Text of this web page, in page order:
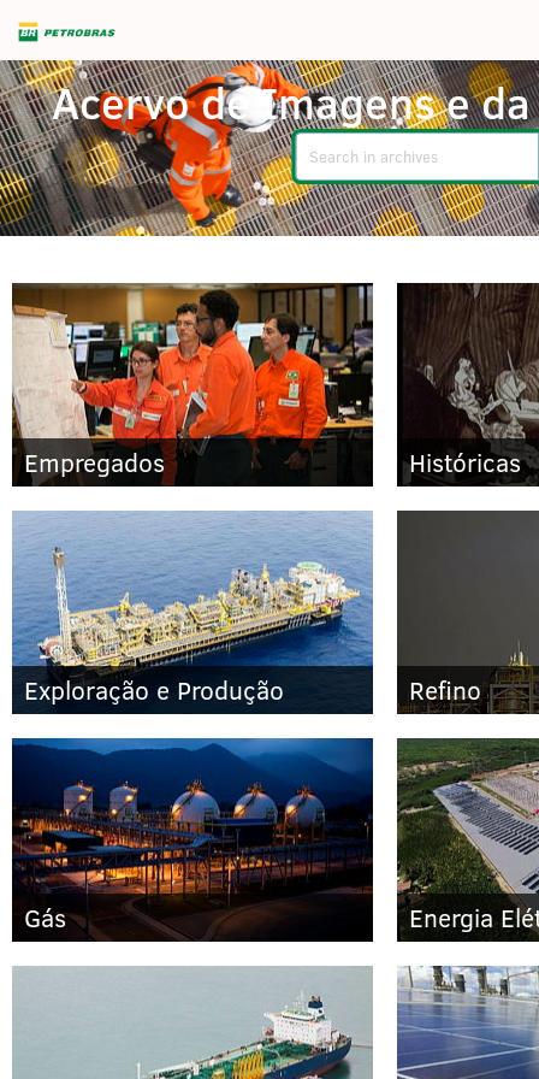
Acervo de Imagens e
Search
Empregados Históricas
Exploração e Produção Refino
Gás Energia